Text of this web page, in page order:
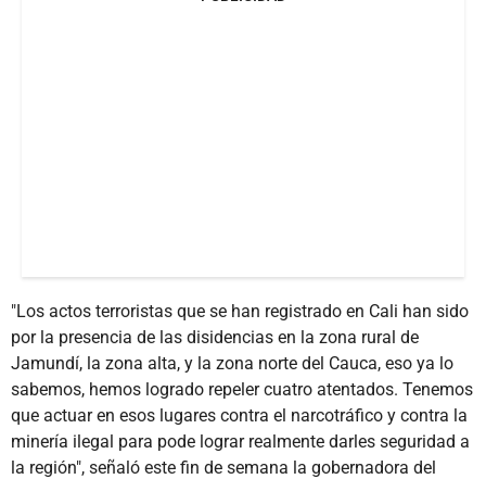
"Los actos terroristas que se han registrado en Cali han sido
por la presencia de las disidencias en la zona rural de
Jamundí, la zona alta, y la zona norte del Cauca, eso ya lo
sabemos, hemos logrado repeler cuatro atentados. Tenemos
que actuar en esos lugares contra el narcotráfico y contra la
minería ilegal para pode lograr realmente darles seguridad a
la región", señaló este fin de semana la gobernadora del